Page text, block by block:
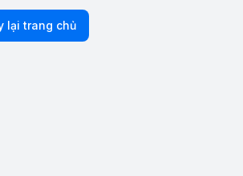
lại trang chủ